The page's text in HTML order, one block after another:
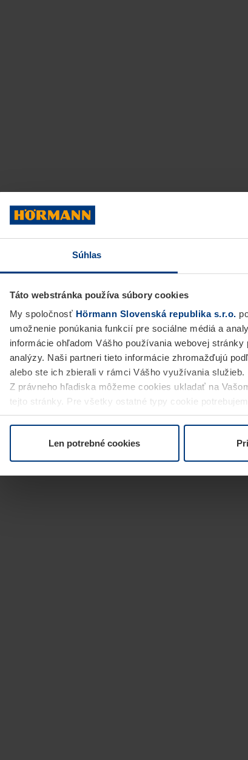
Súhlas
Táto webstránka používa súbory cookies
My spoločnosť Hörmann Slovenská republika s.r.o.
umožnenie ponúkania funkcií pre sociálne médiá a
informácie ohľadom Vášho používania webovej
analýzy. Naši partneri tieto informácie zhromažďujú
alebo ste ich zbierali v rámci Vášho využívania služieb.
Z právneho hľadiska môžeme cookies ukladať na
tejto stránky. Pre všetky ostatné typy cookie
alebo odvolať vo vysvetlení cookie na stránke
Len potrebné cookies